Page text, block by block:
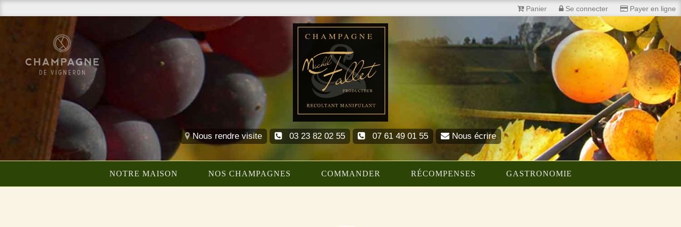
Panier Se connecter Payer en ligne
Nous rendre visite 03 23 82 02 55 07 61 49 01 55 Nous écrire
NOTRE MAISON NOS CHAMPAGNES COMMANDER RÉCOMPENSES GASTRONOMIE